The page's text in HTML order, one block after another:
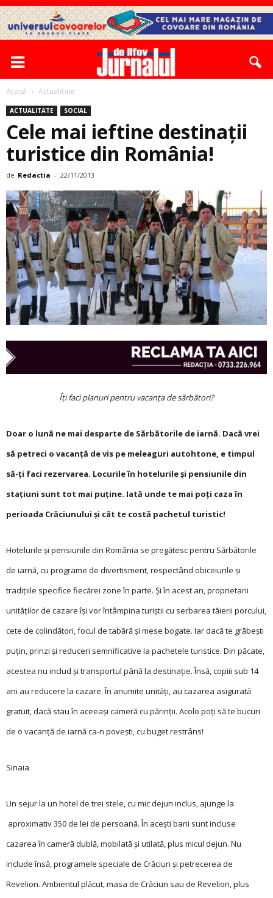
Acasă Actualitate
ACTUALITATE SOCIAL
Cele mai ieftine destinații
turistice din România!
de Redactia - 22/11/2013
Îți faci planuri pentru vacanța de sărbători?
Doar o lună ne mai desparte de Sărbătorile de iarnă. Dacă vrei
să petreci o vacanță de vis pe meleaguri autohtone, e timpul
să-ți faci rezervarea. Locurile în hotelurile și pensiunile din
stațiuni sunt tot mai puține. Iată unde te mai poți caza în
perioada Crăciunului și cât te costă pachetul turistic!
Hotelurile și pensiunile din România se pregătesc pentru Sărbătorile
de iarnă, cu programe de divertisment, respectând obiceiurile și
tradițiile specifice fiecărei zone în parte. Și în acest an, proprietarii
unităților de cazare își vor întâmpina turiștii cu serbarea tăierii porcului,
cete de colindători, focul de tabără și mese bogate. Iar dacă te grăbești
puțin, prinzi și reduceri semnificative la pachetele turistice. Din păcate,
acestea nu includ și transportul până la destinație. Însă, copiii sub 14
ani au reducere la cazare. În anumite unități, au cazarea asigurată
gratuit, dacă stau în aceeași cameră cu părinții. Acolo poți să te bucuri
de o vacanță de iarnă ca-n povești, cu buget restrâns!
Sinaia
Un sejur la un hotel de trei stele, cu mic dejun inclus, ajunge la
aproximativ 350 de lei de persoană. În acești bani sunt incluse
cazarea în cameră dublă, mobilată și utilată, plus micul dejun. Nu
include însă, programele speciale de Crăciun și petrecerea de
Revelion. Ambientul plăcut, masa de Crăciun sau de Revelion, plus